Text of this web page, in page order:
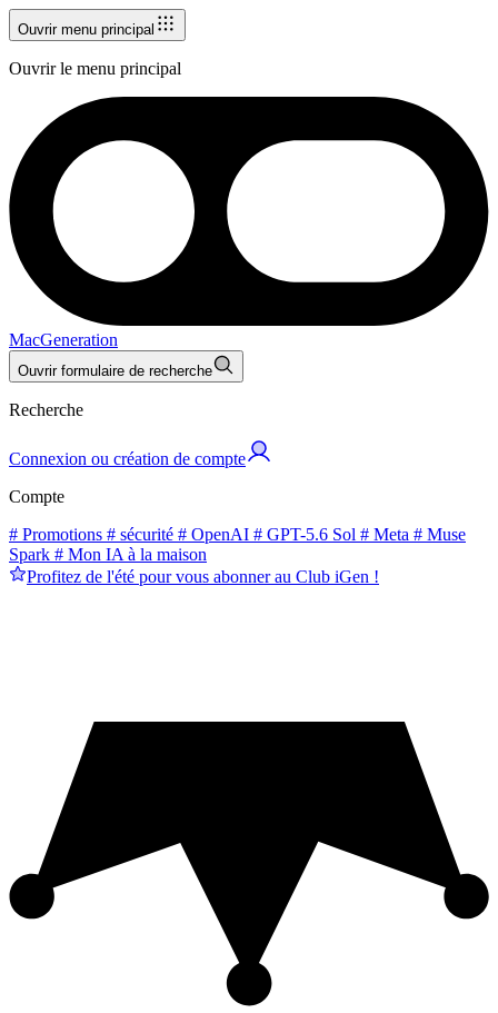
Ouvrir menu principal
Ouvrir le menu principal
MacGeneration
Ouvrir formulaire de recherche
Recherche
Connexion ou création de compte
Compte
# Promotions # sécurité # OpenAI # GPT-5.6 Sol # Meta # Muse
Spark # Mon IA à la maison
Profitez de l'été pour vous abonner au Club iGen !